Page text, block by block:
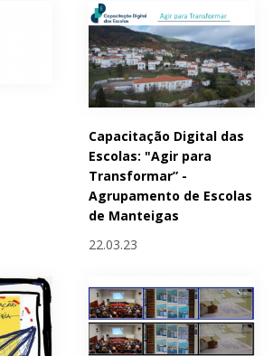
Capacitação Digital das
Escolas: "Agir para
Transformar” -
Agrupamento de Escolas
de Manteigas
22.03.23